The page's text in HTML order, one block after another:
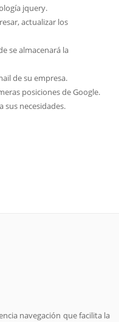
jquery.
actualizar los
se almacenará la
de su empresa.
posiciones de Google.
sus necesidades.
navegación que facilita la